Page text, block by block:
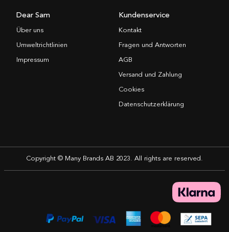
Dear Sam
Über uns
Umweltrichtlinien
Impressum
Kundenservice
Kontakt
Fragen und Antworten
AGB
Versand und Zahlung
Cookies
Datenschutzerklärung
Copyright © Many Brands AB 2023. All rights are reserved.